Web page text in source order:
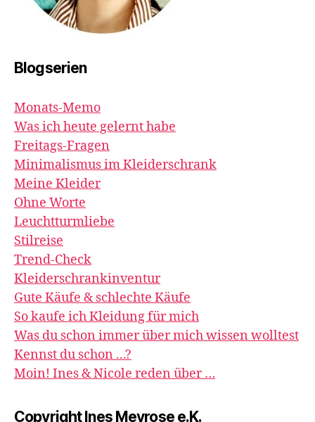
Blogserien
Monats-Memo
Was ich heute gelernt habe
Freitags-Fragen
Minimalismus im Kleiderschrank
Meine Kleider
Ohne Worte
Leuchtturmliebe
Stilreise
Trend-Check
Kleiderschrankinventur
Gute Käufe & schlechte Käufe
So kaufe ich Kleidung für mich
Was du schon immer über mich wissen wolltest
Kennst du schon ...?
Moin! Ines & Nicole reden über …
Copyright Ines Meyrose e.K.